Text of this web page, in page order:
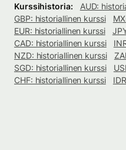
Kurssihistoria:
AUD:
GBP: historiallinen kurssi
EUR: historiallinen kurssi
CAD: historiallinen kurssi
NZD: historiallinen kurssi
SGD: historiallinen kurssi
CHF: historiallinen kurssi